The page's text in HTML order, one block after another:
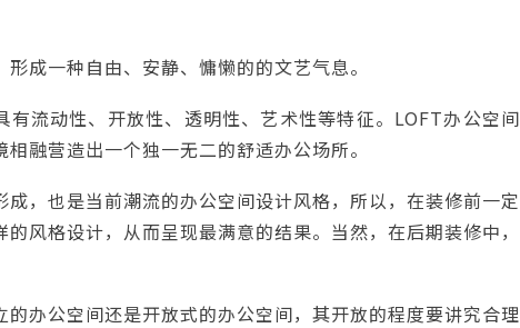
成一种自由、安静、慵懒的的文艺气息。
流动性、开放性、透明性、艺术性等特征。LOFT办公空间
融营造出一个独一无二的舒适办公场所。
，也是当前潮流的办公空间设计风格，所以，在装修前一定
风格设计，从而呈现最满意的结果。当然，在后期装修中，
办公空间还是开放式的办公空间，其开放的程度要讲究合理